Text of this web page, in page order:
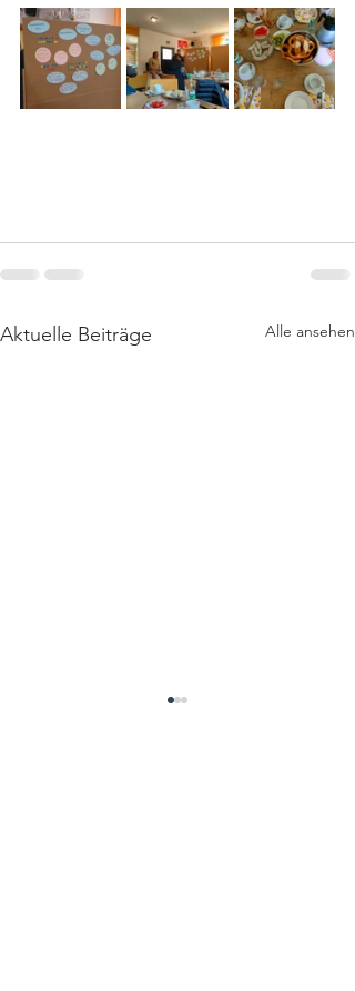
Aktuelle Beiträge Alle ansehen